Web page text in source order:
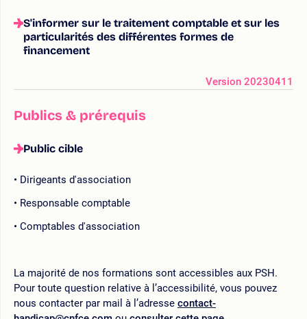
S'informer sur le traitement comptable et sur les
particularités des différentes formes de
financement
Version 20230411
Publics & prérequis
Public cible
Dirigeants d'association
Responsable comptable
Comptables d'association
La majorité de nos formations sont accessibles aux PSH.
Pour toute question relative à l’accessibilité, vous pouvez
nous contacter par mail à l’adresse contact-